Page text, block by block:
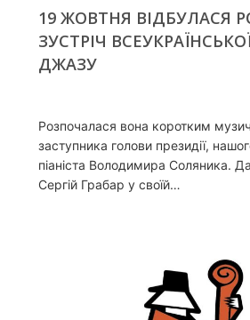
19 ЖОВТНЯ ВІДБУЛАСЯ
ЗУСТРІЧ
ДЖАЗУ
Розпочалася вона коротким
заступника голови президії,
піаніста Володимира Соляника.
Сергій Грабар у своїй…